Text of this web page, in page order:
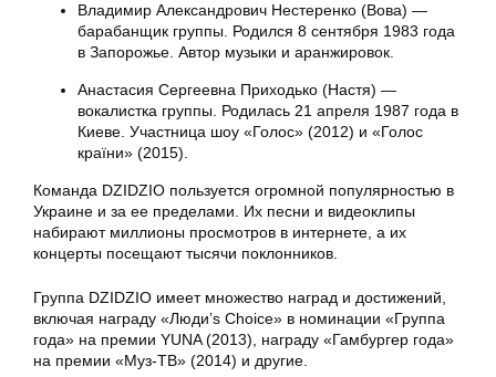
Владимир Александрович Нестеренко (Вова) —
барабанщик группы. Родился 8 сентября 1983 года
в Запорожье. Автор музыки и аранжировок.
Анастасия Сергеевна Приходько (Настя) —
вокалистка группы. Родилась 21 апреля 1987 года в
Киеве. Участница шоу «Голос» (2012) и «Голос
країни» (2015).
Команда DZIDZIO пользуется огромной популярностью в
Украине и за ее пределами. Их песни и видеоклипы
набирают миллионы просмотров в интернете, а их
концерты посещают тысячи поклонников.
Группа DZIDZIO имеет множество наград и достижений,
включая награду «Люди’s Choice» в номинации «Группа
года» на премии YUNA (2013), награду «Гамбургер года»
на премии «Муз-ТВ» (2014) и другие.